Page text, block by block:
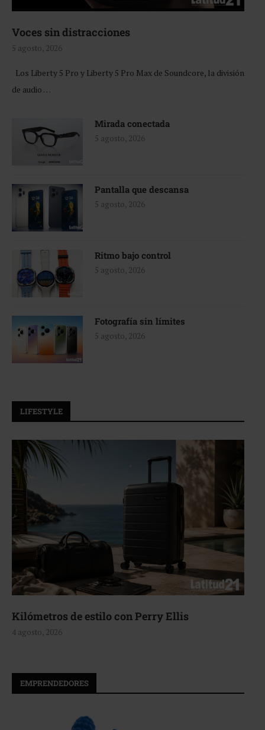
Voces sin distracciones
5 agosto, 2026
Los Liberty 5 Pro y Liberty 5 Pro Max de Soundcore, la división
de audio …
Mirada conectada
5 agosto, 2026
Pantalla que descansa
5 agosto, 2026
Ritmo bajo control
5 agosto, 2026
Fotografía sin límites
5 agosto, 2026
LIFESTYLE
Kilómetros de estilo con Perry Ellis
4 agosto, 2026
EMPRENDEDORES